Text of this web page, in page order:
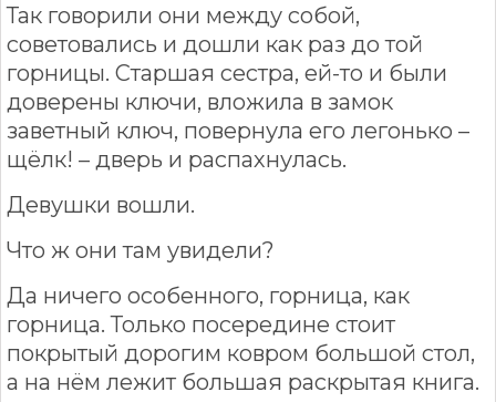
Так говорили они между собой,
советовались и дошли как раз до той
горницы. Старшая сестра, ей-то и были
доверены ключи, вложила в замок
заветный ключ, повернула его легонько –
щёлк! – дверь и распахнулась.
Девушки вошли.
Что ж они там увидели?
Да ничего особенного, горница, как
горница. Только посередине стоит
покрытый дорогим ковром большой стол,
а на нём лежит большая раскрытая книга.